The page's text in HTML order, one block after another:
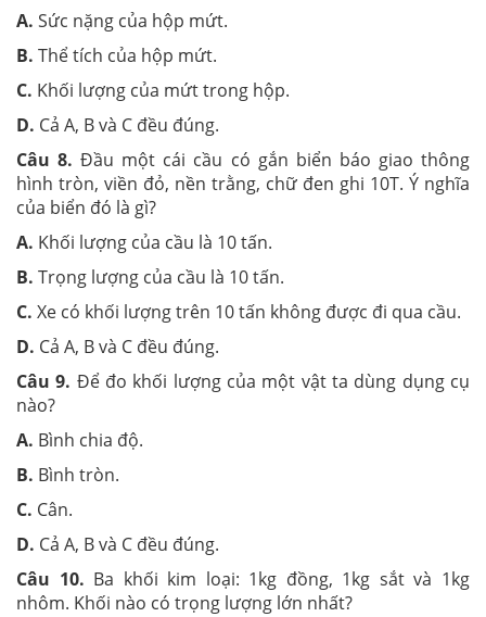
A. Sức nặng của hộp mứt.
B. Thể tích của hộp mứt.
C. Khối lượng của mứt trong hộp.
D. Cả A, B và C đều đúng.
Câu 8.Đầu một cái cầu có gắn biển báo giao thông
hình tròn, viền đỏ, nền trằng, chữ đen ghi 10T. Ý nghĩa
của biển đó là gì?
A. Khối lượng của cầu là 10 tấn.
B. Trọng lượng của cầu là 10 tấn.
C. Xe có khối lượng trên 10 tấn không được đi qua cầu.
D. Cả A, B và C đều đúng.
Câu 9. Để đo khối lượng của một vật ta dùng dụng cụ
nào?
A. Bình chia độ.
B. Bình tròn.
C. Cân.
D. Cả A, B và C đều đúng.
Câu 10. Ba khối kim loại: 1kg đồng, 1kg sắt và 1kg
nhôm. Khối nào có trọng lượng lớn nhất?